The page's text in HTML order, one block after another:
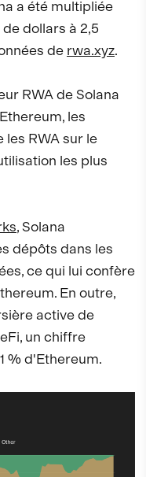
a été multipliée
dollars à 2,5
de rwa.xyz.
RWA de Solana
les
RWA sur le
les plus
, Solana
dépôts dans les
ce qui lui confère
En outre,
active de
un chiffre
% d'Ethereum.